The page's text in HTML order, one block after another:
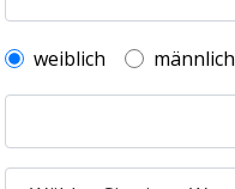
weiblich
männlich